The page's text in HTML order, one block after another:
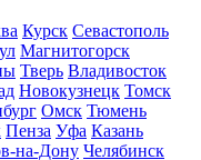
Курск Севастополь
Магнитогорск
Тверь Владивосток
Новокузнецк Томск
Омск Тюмень
Пенза Уфа Казань
на-Дону Челябинск